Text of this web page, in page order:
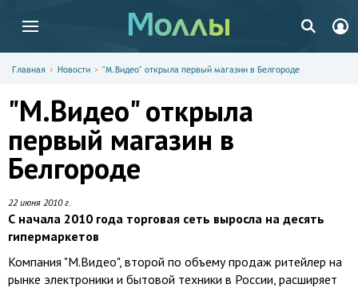
Главная Новости "М.Видео" открыла первый магазин в Белгороде
"М.Видео" открыла
первый магазин в
Белгороде
22 июня 2010 г.
С начала 2010 года торговая сеть выросла на десять
гипермаркетов
Компания "М.Видео", второй по объему продаж ритейлер на
рынке электроники и бытовой техники в России, расширяет